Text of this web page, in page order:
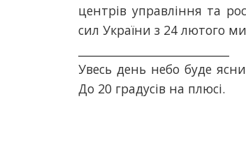
центрів управління та
сил України з 24 лютого
Увесь день небо буде
До 20 градусів на плюсі.